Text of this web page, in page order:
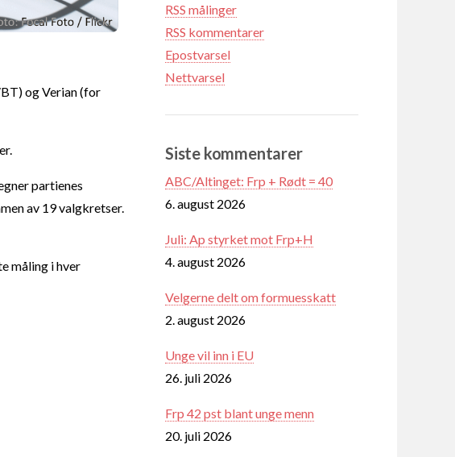
og Verian (for
partienes
av 19 valgkretser.
måling i hver
RSS målinger
RSS kommentarer
Epostvarsel
Nettvarsel
Siste kommentarer
ABC/Altinget: Frp + Rødt = 40
6. august 2026
Juli: Ap styrket mot Frp+H
4. august 2026
Velgerne delt om formuesskatt
2. august 2026
Unge vil inn i EU
26. juli 2026
Frp 42 pst blant unge menn
20. juli 2026